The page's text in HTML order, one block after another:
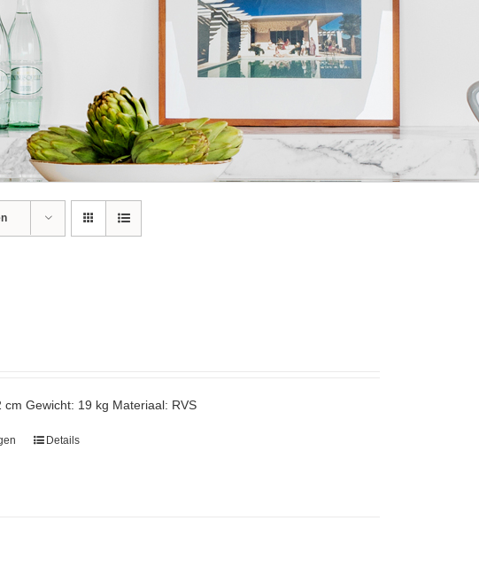
Gewicht: 19 kg Materiaal: RVS
Details